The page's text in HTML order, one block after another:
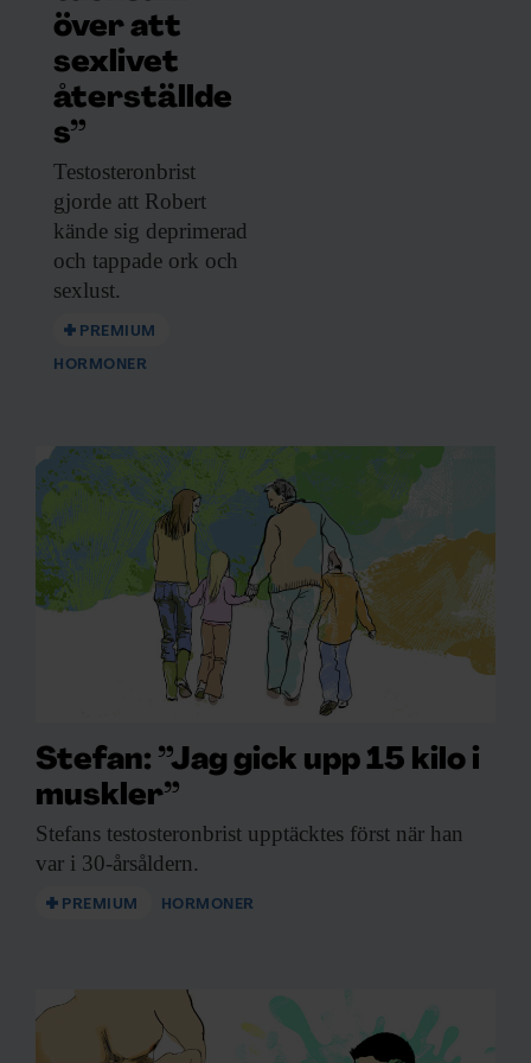
över att
sexlivet
återställde
s”
Testosteronbrist
gjorde att Robert
kände sig deprimerad
och tappade ork och
sexlust.
PREMIUM
HORMONER
Stefan: ”Jag gick upp 15 kilo i
muskler”
Stefans testosteronbrist upptäcktes först när han
var i 30-årsåldern.
PREMIUM HORMONER